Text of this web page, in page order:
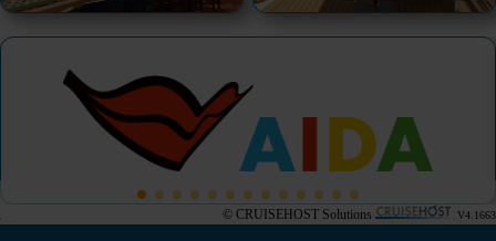
© CRUISEHOST Solutions V4.1663